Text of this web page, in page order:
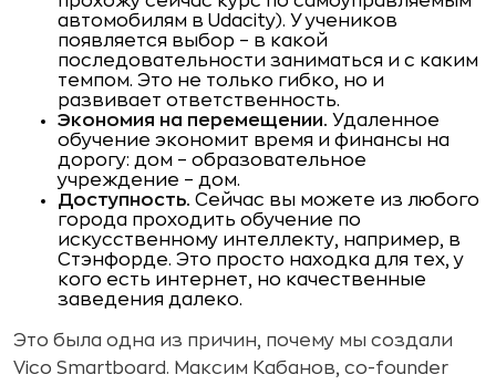
автомобилям в Udacity). У учеников
появляется выбор – в какой
последовательности заниматься и с каким
темпом. Это не только гибко, но и
развивает ответственность.
Экономия на перемещении. Удаленное
обучение экономит время и финансы на
дорогу: дом – образовательное
учреждение – дом.
Доступность. Сейчас вы можете из любого
города проходить обучение по
искусственному интеллекту, например, в
Стэнфорде. Это просто находка для тех, у
кого есть интернет, но качественные
заведения далеко.
Это была одна из причин, почему мы создали
Vico Smartboard. Максим Кабанов, co-founder